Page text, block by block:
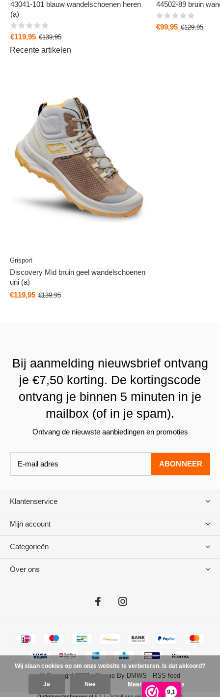
9,1
43041-101 blauw wandelschoenen heren
(a)
€119,95 €139,95
44502-89 bruin
€99,95 €129,95
Recente artikelen
Grisport
Discovery Mid bruin geel wandelschoenen
uni (a)
€119,95 €139,95
Bij aanmelding nieuwsbrief ontvang
je €7,50 korting. De kortingscode
ontvang je binnen 5 minuten in je
mailbox (of in je spam).
Ontvang de nieuwste aanbiedingen en promoties
ABONNEER
Klantenservice
Mijn account
Categorieën
Over ons
© Copyright2026- Theme By DMWS - RSS-feed
Wij slaan cookies op om onze website te verbeteren. Is dat akkoord?
Ja Nee Meer over cookies »